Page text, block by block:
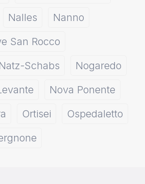
Nalles
Nanno
San Rocco
Schabs
Nogaredo
Nova Ponente
Ortisei
Ospedaletto